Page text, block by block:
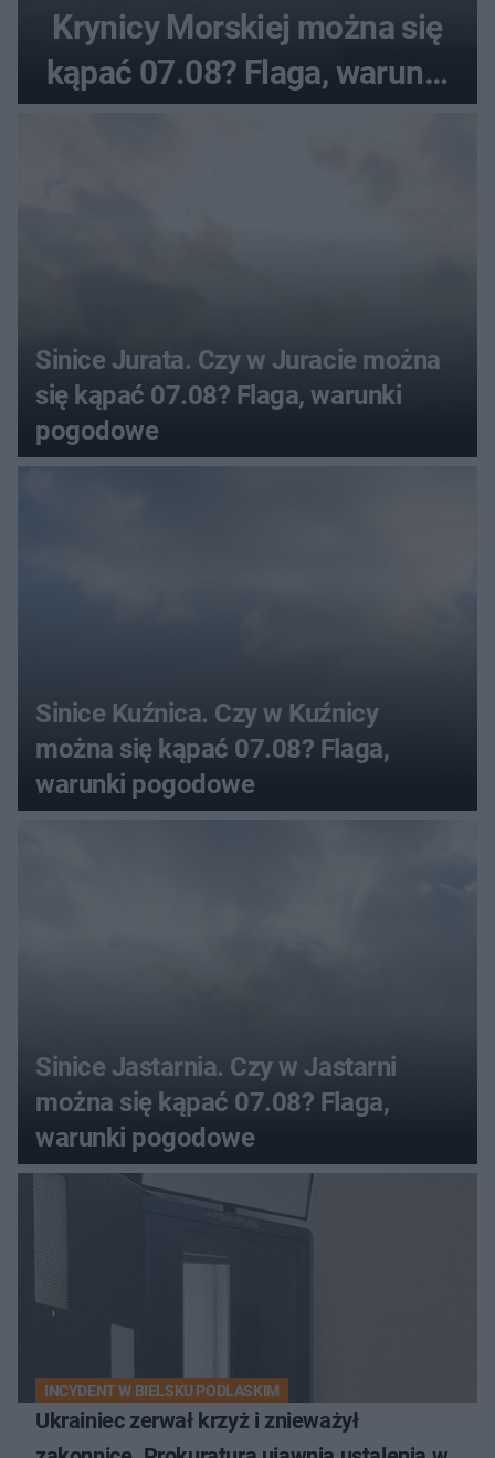
Krynicy Morskiej można się
kąpać 07.08? Flaga, warunki
Sinice Jurata. Czy w Juracie można
się kąpać 07.08? Flaga, warunki
pogodowe
Sinice Kuźnica. Czy w Kuźnicy
można się kąpać 07.08? Flaga,
warunki pogodowe
Sinice Jastarnia. Czy w Jastarni
można się kąpać 07.08? Flaga,
warunki pogodowe
INCYDENT W BIELSKU PODLASKIM
Ukrainiec zerwał krzyż i znieważył